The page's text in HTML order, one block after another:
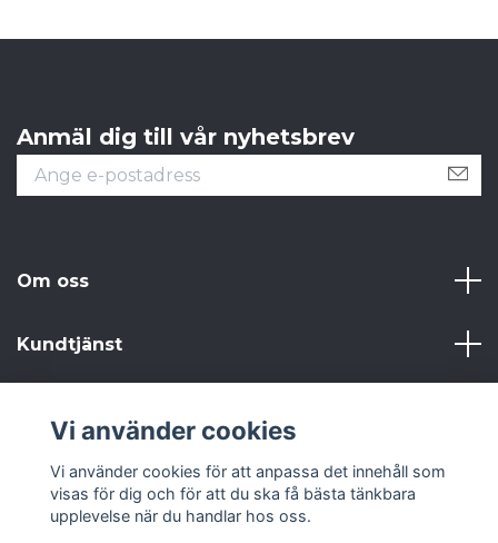
Anmäl dig till vår nyhetsbrev
Om oss
Kundtjänst
Sociala medier
Vi använder cookies
Vi använder cookies för att anpassa det innehåll som
visas för dig och för att du ska få bästa tänkbara
upplevelse när du handlar hos oss.